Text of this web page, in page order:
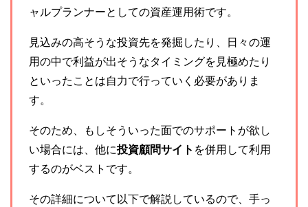
ャルプランナーとしての資産運用術です。
見込みの高そうな投資先を発掘したり、日々の運
用の中で利益が出そうなタイミングを見極めたり
といったことは自力で行っていく必要がありま
す。
そのため、もしそういった面でのサポートが欲し
い場合には、他に投資顧問サイト を併用して利用
するのがベストです。
その詳細について以下で解説しているので、手っ